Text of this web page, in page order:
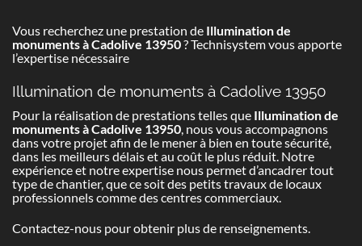
Vous recherchez une prestation de Illumination de
monuments à Cadolive 13950? Technisystem vous apporte
l’expertise nécessaire
Illumination de monuments à Cadolive 13950
Pour la réalisation de prestations telles que Illumination de
monuments à Cadolive 13950, nous vous accompagnons
dans votre projet afin de le mener à bien en toute sécurité,
dans les meilleurs délais et au coût le plus réduit. Notre
expérience et notre expertise nous permet d’ancadrer tout
type de chantier, que ce soit des petits travaux de locaux
professionnels comme des centres commerciaux.
Contactez-nous pour obtenir plus de renseignements.